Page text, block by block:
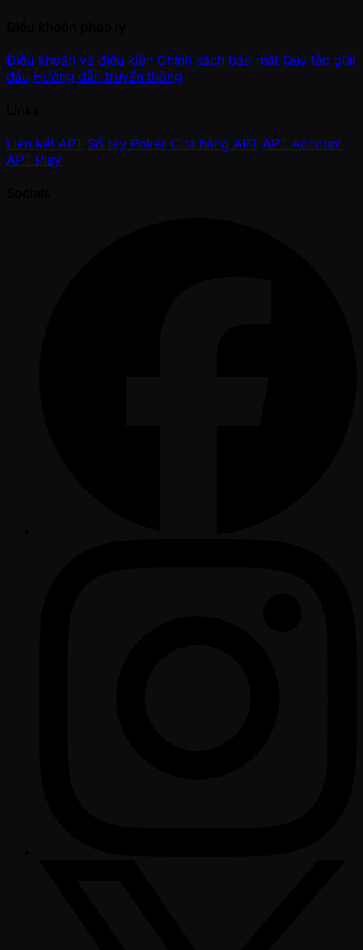
Điều khoản và điều kiện Chính sách bảo mật Quy tắc giải
đấu Hướng dẫn truyền thông
Liên kết APT Sổ tay Poker Cửa hàng APT APT Account
APT Play